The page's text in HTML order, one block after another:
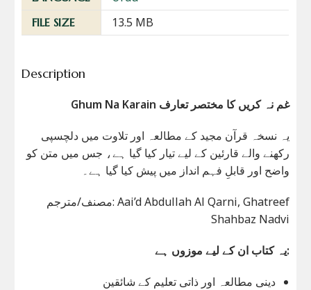
FILE SIZE 13.5 MB
Description
Ghum Na Karain غم نہ كريں کا مختصر تعارف
یہ نسخہ قرآن مجید کے مطالعہ اور تلاوت میں دلچسپی
رکھنے والے قارئین کے لیے تیار کیا گیا ہے، جس میں متن کو
واضح اور قابلِ فہم انداز میں پیش کیا گیا ہے۔
مصنف/مترجم: Aai’d Abdullah Al Qarni, Ghatreef
Shahbaz Nadvi
یہ کتاب ان کے لیے موزوں ہے:
دینی مطالعہ اور ذاتی تعلیم کے شائقین